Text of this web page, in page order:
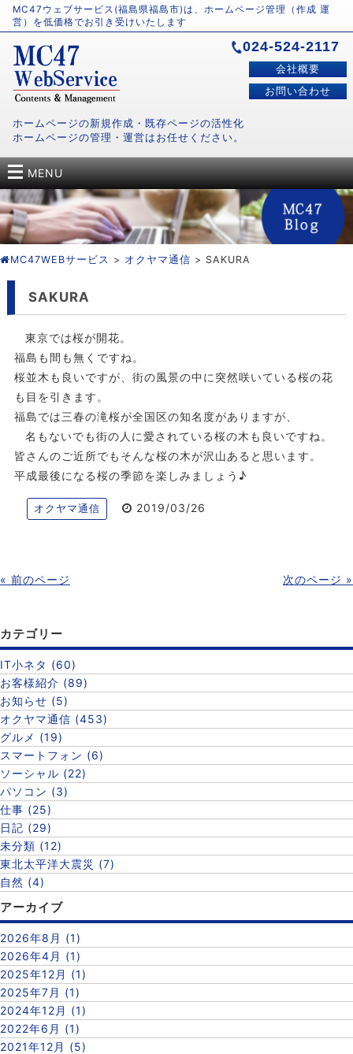
MC47ウェブサービス(福島県福島市)は、ホームページ管理（作成 運
営）を低価格でお引き受けいたします
ホームページの新規作成・既存ページの活性化
ホームページの管理・運営はお任せください。
024-524-2117
会社概要
お問い合わせ
MENU
MC47WEBサービス > オクヤマ通信 > SAKURA
SAKURA
東京では桜が開花。
福島も間も無くですね。
桜並木も良いですが、街の風景の中に突然咲いている桜の花
も目を引きます。
福島では三春の滝桜が全国区の知名度がありますが、
名もないでも街の人に愛されている桜の木も良いですね。
皆さんのご近所でもそんな桜の木が沢山あると思います。
平成最後になる桜の季節を楽しみましょう♪
オクヤマ通信 2019/03/26
« 前のページ 次のページ »
カテゴリー
IT小ネタ (60)
お客様紹介 (89)
お知らせ (5)
オクヤマ通信 (453)
グルメ (19)
スマートフォン (6)
ソーシャル (22)
パソコン (3)
仕事 (25)
日記 (29)
未分類 (12)
東北太平洋大震災 (7)
自然 (4)
アーカイブ
2026年8月 (1)
2026年4月 (1)
2025年12月 (1)
2025年7月 (1)
2024年12月 (1)
2022年6月 (1)
2021年12月 (5)